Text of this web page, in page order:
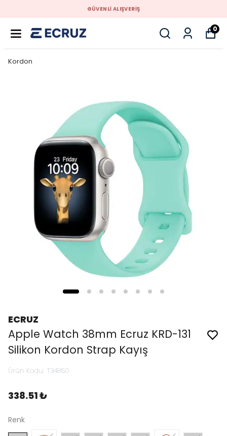
GÜVENLİ ALIŞVERİŞ
0
Kordon
ECRUZ
Apple Watch 38mm Ecruz KRD-131
Silikon Kordon Strap Kayış
Ürün Kodu: T34850
338.51 ₺
Renk